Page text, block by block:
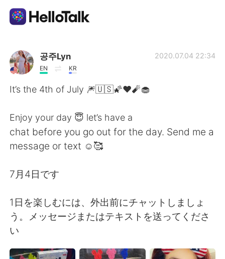
App di scambio linguistico
AI Grammar Checker
English 简体中文
繁體中文
العربية Français
한국어 Русский
공주Lyn
EN KR
2020.07.04 22:34
It’s the 4th of July 🎆🇺🇸🌠❤️🧨🧁
Enjoy your day 😇 let’s have a
chat before you go out for the day. Send me a
message or text ☺️🥰
7月4日です
1日を楽しむには、外出前にチャットしましょ
う。メッセージまたはテキストを送ってくださ
い